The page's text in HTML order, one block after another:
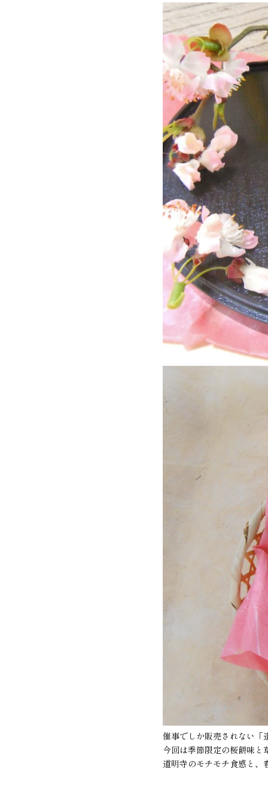
催事でしか販売されない「
今回は季節限定の桜餅味と
道明寺のモチモチ食感と、